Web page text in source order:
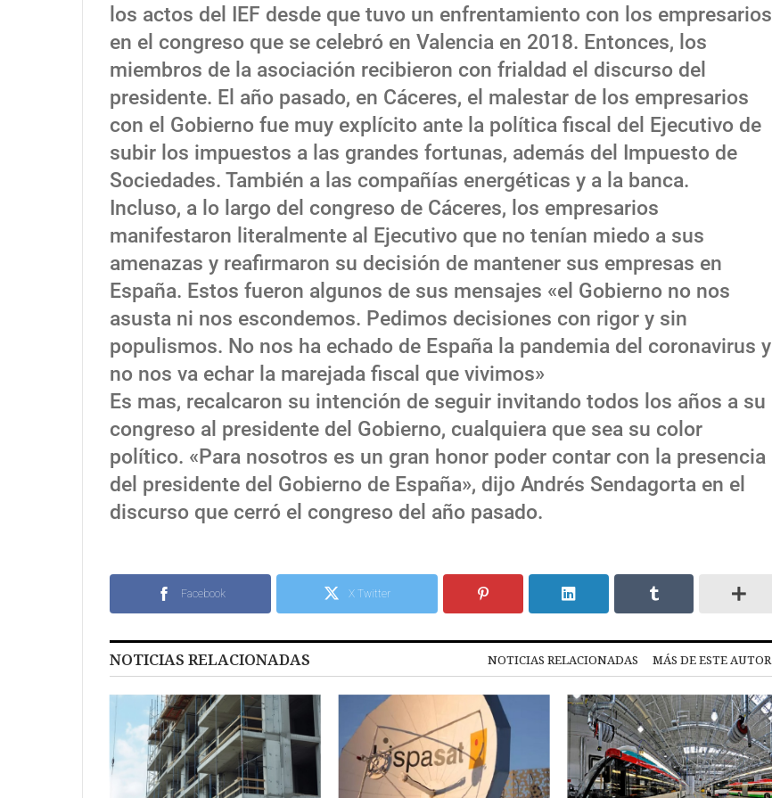
los actos del IEF desde que tuvo un enfrentamiento con los empresarios
en el congreso que se celebró en Valencia en 2018. Entonces, los
miembros de la asociación recibieron con frialdad el discurso del
presidente. El año pasado, en Cáceres, el malestar de los empresarios
con el Gobierno fue muy explícito ante la política fiscal del Ejecutivo de
subir los impuestos a las grandes fortunas, además del Impuesto de
Sociedades. También a las compañías energéticas y a la banca.
Incluso, a lo largo del congreso de Cáceres, los empresarios
manifestaron literalmente al Ejecutivo que no tenían miedo a sus
amenazas y reafirmaron su decisión de mantener sus empresas en
España. Estos fueron algunos de sus mensajes «el Gobierno no nos
asusta ni nos escondemos. Pedimos decisiones con rigor y sin
populismos. No nos ha echado de España la pandemia del coronavirus y
no nos va echar la marejada fiscal que vivimos»
Es mas, recalcaron su intención de seguir invitando todos los años a su
congreso al presidente del Gobierno, cualquiera que sea su color
político. «Para nosotros es un gran honor poder contar con la presencia
del presidente del Gobierno de España», dijo Andrés Sendagorta en el
discurso que cerró el congreso del año pasado.
Facebook X Twitter
NOTICIAS RELACIONADAS NOTICIAS RELACIONADAS MÁS DE ESTE AUTOR